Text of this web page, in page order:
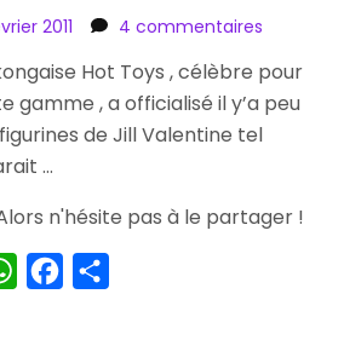
2011 4 commentaires
Hot
Toys
Jill
Hot Toys , célèbre pour
gamme , a officialisé il y’a peu
de Jill Valentine tel
…
n'hésite pas à le partager !
WhatsAppFacebook